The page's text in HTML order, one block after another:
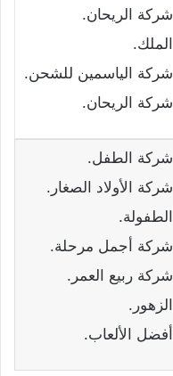
شركة الريحان.
الملك.
شركة الياسمين للشحن.
شركة الريحان.
شركة الطفل.
شركة الأولاد الصغار.
الطفولة.
شركة أجمل مرحلة.
شركة ربيع العمر.
الزهور.
أفضل الألعاب.